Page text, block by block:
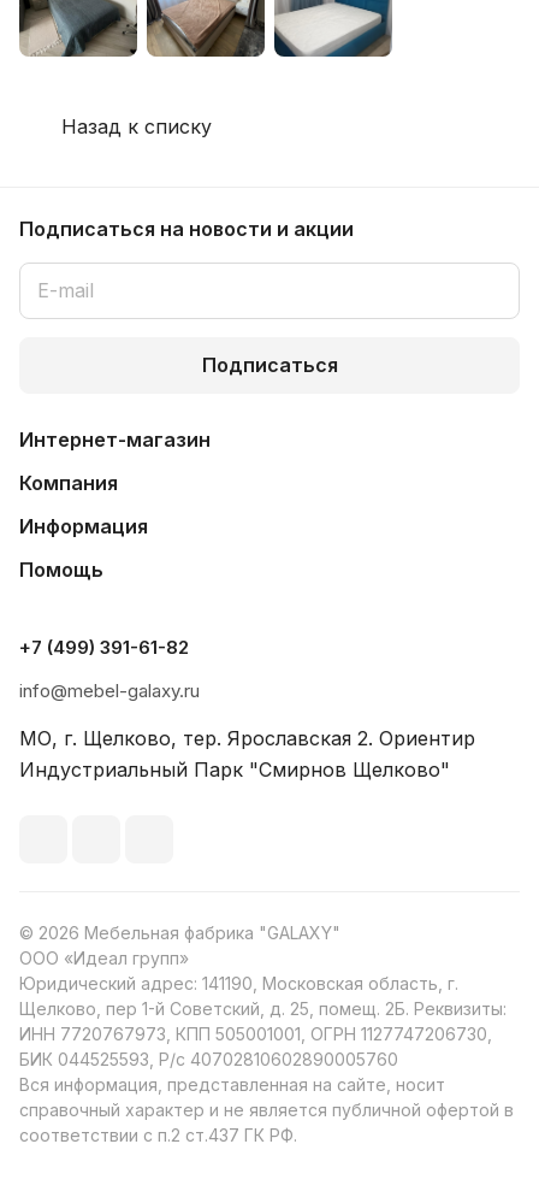
Назад к списку
Подписаться на новости и акции
Подписаться
Интернет-магазин
Компания
Информация
Помощь
+7 (499) 391-61-82
info@mebel-galaxy.ru
МО, г. Щелково, тер. Ярославская 2. Ориентир
Индустриальный Парк "Смирнов Щелково"
© 2026 Мебельная фабрика "GALAXY"
ООО «Идеал групп»
Юридический адрес: 141190, Московская область, г.
Щелково, пер 1-й Советский, д. 25, помещ. 2Б. Реквизиты:
ИНН 7720767973, КПП 505001001, ОГРН 1127747206730,
БИК 044525593, Р/с 40702810602890005760
Вся информация, представленная на сайте, носит
справочный характер и не является публичной офертой в
соответствии с п.2 ст.437 ГК РФ.